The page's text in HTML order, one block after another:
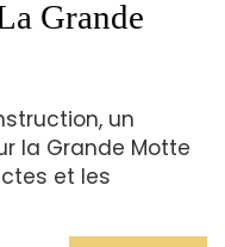
Grande
un
la Grande Motte
et les